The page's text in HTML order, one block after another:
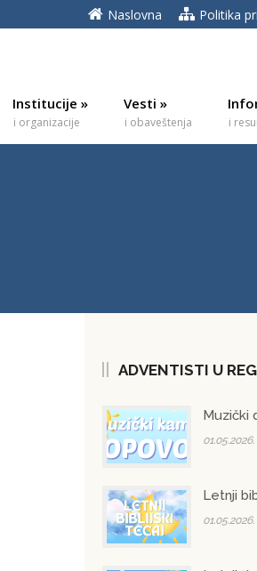
Naslovna Politika
Institucije »
i organizacije
Vesti »
i obaveštenja i
ADVENTISTI U
Muzički
01.05.2026.
Letnji
01.05.2026.